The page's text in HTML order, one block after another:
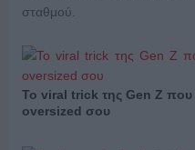
σταθμού.
Το viral trick της Gen Z που
oversized σου